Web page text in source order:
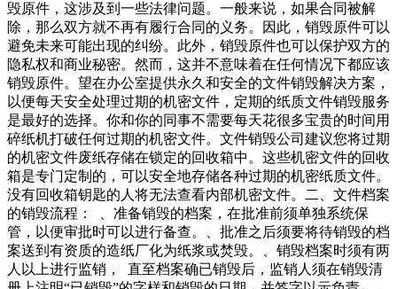
毁原件，这涉及到一些法律问题。一般来说，如果合同被解
除，那么双方就不再有履行合同的义务。因此，销毁原件可以
避免未来可能出现的纠纷。此外，销毁原件也可以保护双方的
隐私权和商业秘密。然而，这并不意味着在任何情况下都应该
销毁原件。望在办公室提供永久和安全的文件销毁解决方案，
以便每天安全处理过期的机密文件，定期的纸质文件销毁服务
是最好的选择。你和你的同事不需要每天花很多宝贵的时间用
碎纸机打破任何过期的机密文件。文件销毁公司建议您将过期
的机密文件废纸存储在锁定的回收箱中。这些机密文件的回收
箱是专门定制的，可以安全地存储各种过期的机密纸质文件。
没有回收箱钥匙的人将无法查看内部机密文件。二、文件档案
的销毁流程： 、准备销毁的档案，在批准前须单独系统保
管，以便审批时可以进行备查。、批准之后须要将待销毁的档
案送到有资质的造纸厂化为纸浆或焚毁。、销毁档案时须有两
人以上进行监销， 直至档案确已销毁后，监销人须在销毁清